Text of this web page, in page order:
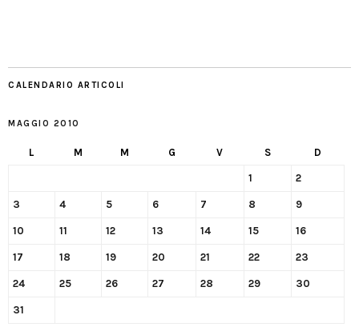
CALENDARIO ARTICOLI
MAGGIO 2010
L M M G V S D
1 2
3 4 5 6 7 8 9
10 11 12 13 14 15 16
17 18 19 20 21 22 23
24 25 26 27 28 29 30
31